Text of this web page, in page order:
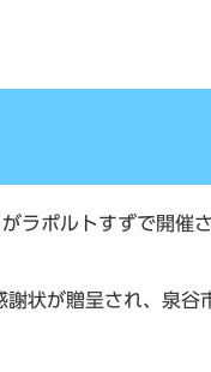
ラポルトすずで開催
状が贈呈され、泉谷